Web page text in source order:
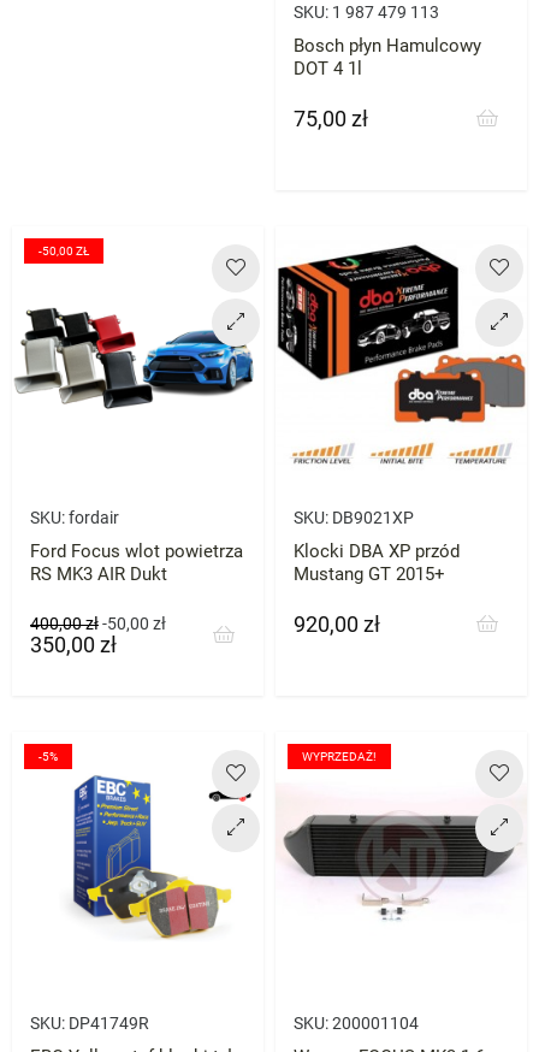
SKU: 1 987 479 113
Bosch płyn Hamulcowy
DOT 4 1l
Cena
75,00 zł
SKU:fordair
Ford Focus wlot powietrza
RS MK3 AIR Dukt
Cena
podstawowa
400,00 zł-50,00 złCena
350,00 zł
-50,00 ZŁ
SKU: DB9021XP
Klocki DBA XP przód
Mustang GT 2015+
Cena
920,00 zł
SKU: DP41749R
-5%
SKU:200001104
WYPRZEDAŻ!